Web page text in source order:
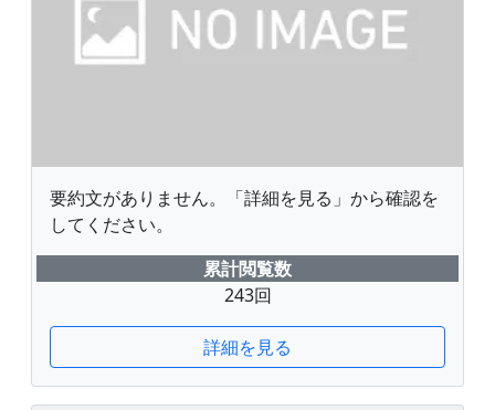
要約文がありません。「詳細を見る」から確認を
してください。
累計閲覧数
243回
詳細を見る